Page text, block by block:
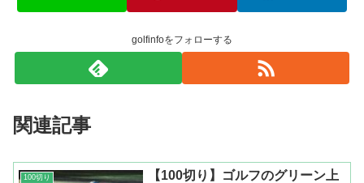
golfinfoをフォローする
関連記事
100切り
【100切り】ゴルフのグリーン上